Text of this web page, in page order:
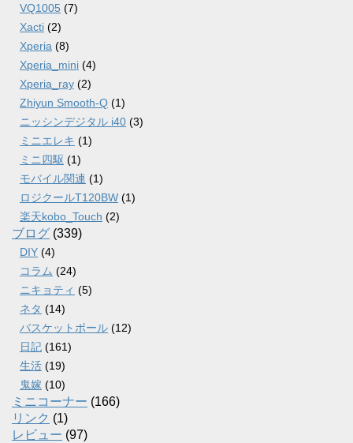
VQ1005 (7)
Xacti (2)
Xperia (8)
Xperia_mini (4)
Xperia_ray (2)
Zhiyun Smooth-Q (1)
ニッシンデジタル i40 (3)
ミニエレキ (1)
ミニ四駆 (1)
モバイル関連 (1)
ロジクールT120BW (1)
楽天kobo_Touch (2)
ブログ (339)
DIY (4)
コラム (24)
ニキョティ (5)
ネタ (14)
バスケットボール (12)
日記 (161)
生活 (19)
鬼嫁 (10)
ミニコーナー (166)
リンク (1)
レビュー (97)